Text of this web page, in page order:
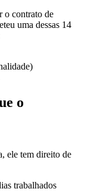
o contrato de
uma dessas 14
o
ele tem direito de
trabalhados